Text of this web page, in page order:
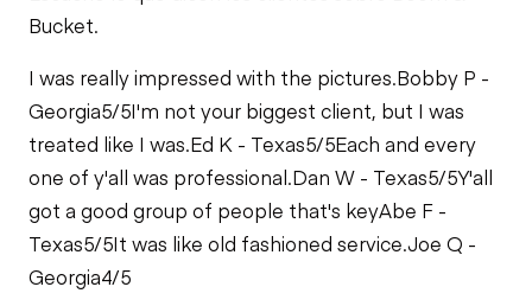
Bucket.
I was really impressed with the pictures.Bobby P -
Georgia5/5I'm not your biggest client, but I was
treated like I was.Ed K - Texas5/5Each and every
one of y'all was professional.Dan W - Texas5/5Y'all
got a good group of people that's keyAbe F -
Texas5/5It was like old fashioned service.Joe Q -
Georgia4/5